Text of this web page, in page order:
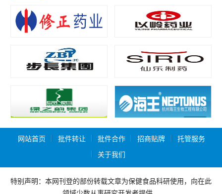
网站首页 批件转让 批件合作 招商贴牌
托管服务
关于我们
特别声明：本网刊登的部份转载文章为保健食品科研使用，向在此